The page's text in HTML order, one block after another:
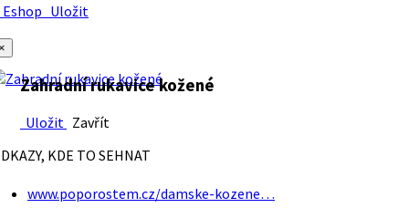
Uložit
Zahradní rukavice kožené
Uložit Zavřít
KDE TO SEHNAT
www.poporostem.cz/damske-kozene…